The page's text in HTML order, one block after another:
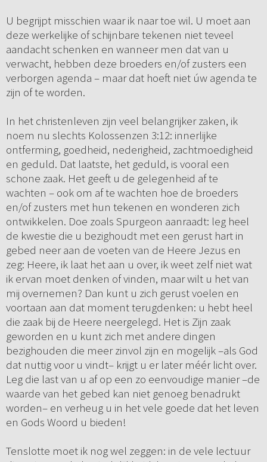
U begrijpt misschien waar ik naar toe wil. U moet aan
deze werkelijke of schijnbare tekenen niet teveel
aandacht schenken en wanneer men dat van u
verwacht, hebben deze broeders en/of zusters een
verborgen agenda – maar dat hoeft niet úw agenda te
zijn of te worden.
In het christenleven zijn veel belangrijker zaken, ik
noem nu slechts Kolossenzen 3:12: innerlijke
ontferming, goedheid, nederigheid, zachtmoedigheid
en geduld. Dat laatste, het geduld, is vooral een
schone zaak. Het geeft u de gelegenheid af te
wachten – ook om af te wachten hoe de broeders
en/of zusters met hun tekenen en wonderen zich
ontwikkelen. Doe zoals Spurgeon aanraadt: leg heel
de kwestie die u bezighoudt met een gerust hart in
gebed neer aan de voeten van de Heere Jezus en
zeg: Heere, ik laat het aan u over, ik weet zelf niet wat
ik ervan moet denken of vinden, maar wilt u het van
mij overnemen? Dan kunt u zich gerust voelen en
voortaan aan dat moment terugdenken: u hebt heel
die zaak bij de Heere neergelegd. Het is Zijn zaak
geworden en u kunt zich met andere dingen
bezighouden die meer zinvol zijn en mogelijk –als God
dat nuttig voor u vindt– krijgt u er later méér licht over.
Leg die last van u af op een zo eenvoudige manier –de
waarde van het gebed kan niet genoeg benadrukt
worden– en verheug u in het vele goede dat het leven
en Gods Woord u bieden!
Tenslotte moet ik nog wel zeggen: in de vele lectuur